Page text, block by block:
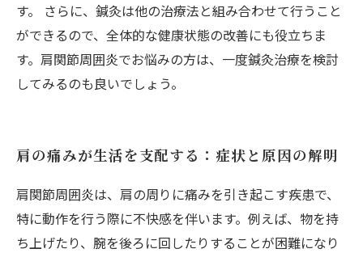
す。 さらに、鍼灸は他の治療法と組み合わせて行うこと
ができるので、全体的な健康状態の改善にも役立ちま
す。肩関節周囲炎でお悩みの方は、一度鍼灸治療を検討
してみるのも良いでしょう。
肩の痛みが生活を支配する：症状と原因の解明
肩関節周囲炎は、肩の周りに痛みを引き起こす疾患で、
特に動作を行う際に不快感を伴います。例えば、物を持
ち上げたり、腕を後ろに回したりすることが困難になり